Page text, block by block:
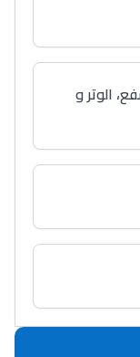
الوتر و